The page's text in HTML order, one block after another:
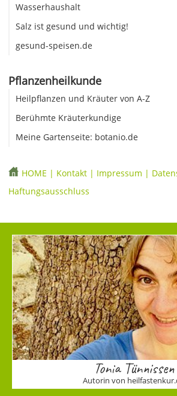
Wasserhaushalt
Salz ist gesund und wichtig!
gesund-speisen.de
Pflanzenheilkunde
Heilpflanzen und Kräuter von A-Z
Berühmte Kräuterkundige
Meine Gartenseite: botanio.de
HOME | Kontakt | Impressum |
Haftungsausschluss
Tonia Tünnissen
Autorin von